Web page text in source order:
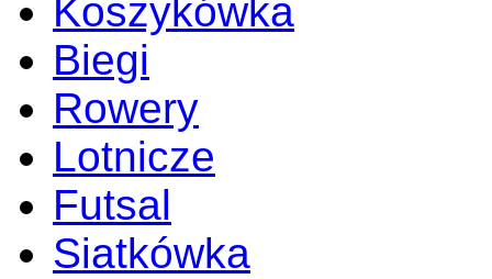
Koszykówka
Biegi
Rowery
Lotnicze
Futsal
Siatkówka